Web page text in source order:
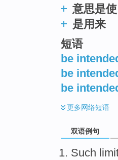
意思是使
是用来
短语
be
be
be
更多网络短语
双语例句
Such